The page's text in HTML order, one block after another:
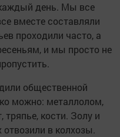
день. Мы все
вместе составляли
проходили часто, а
и мы просто не
общественной
можно: металлолом,
тряпье, кости. Золу и
отвозили в колхозы.